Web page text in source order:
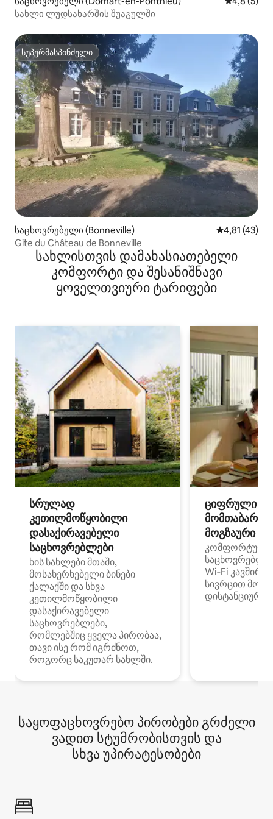
სახლი ლუდსახარშის შუაგულში
სუპერმასპინძელი
სუპერმასპინძელი
საცხოვრებელი (Bonneville) საშუალო
4,81 (43)
Gite du Château de Bonneville
სახლისთვის დამახასიათებელი
კომფორტი და შესანიშნავი
ყოველთვიური ტარიფები
სრულად
კეთილმოწყობილი
დასაქირავებელი
საცხოვრებლები
ხის სახლები მთაში,
მოსახერხებელი ბინები
ქალაქში და სხვა
კეთილმოწყობილი
დასაქირავებელი
საცხოვრებლები,
რომლებშიც ყველა პირობაა,
თავი ისე რომ იგრძნოთ,
როგორც საკუთარ სახლში.
ციფრული
მოგზაური
კომფორტული
Wi‑Fi
სივრცით
დისტანციური
საყოფაცხოვრებო პირობები გრძელი
ვადით სტუმრობისთვის და
სხვა უპირატესობები